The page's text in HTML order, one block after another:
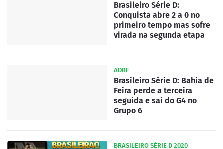
Brasileiro Série D:
Conquista abre 2 a 0 no
primeiro tempo mas sofre
virada na segunda etapa
ADBF
Brasileiro Série D: Bahia de
Feira perde a terceira
seguida e sai do G4 no
Grupo 6
BRASILEIRO SÉRIE D 2020